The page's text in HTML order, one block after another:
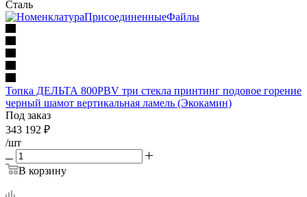
Сталь
Топка ДЕЛЬТА 800PBV три стекла принтинг подовое горение
черный шамот вертикальная ламель (Экокамин)
Под заказ
343 192 ₽
/шт
В корзину